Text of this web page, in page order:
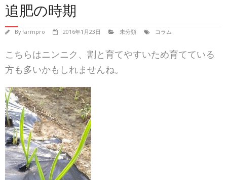
追肥の時期
Byfarmpro 2016年1月23日 未分類 コラム
こちらはニンニク、割と育てやすいため育てている
方も多いかもしれませんね。